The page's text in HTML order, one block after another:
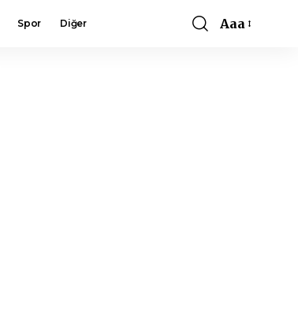
Spor Diğer
Font
Aaa